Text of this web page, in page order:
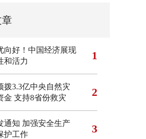
章
向好！中国经济展现
和活力
1
拨3.3亿中央自然灾
金 支持8省份救灾
2
通知 加强安全生产
护工作
3